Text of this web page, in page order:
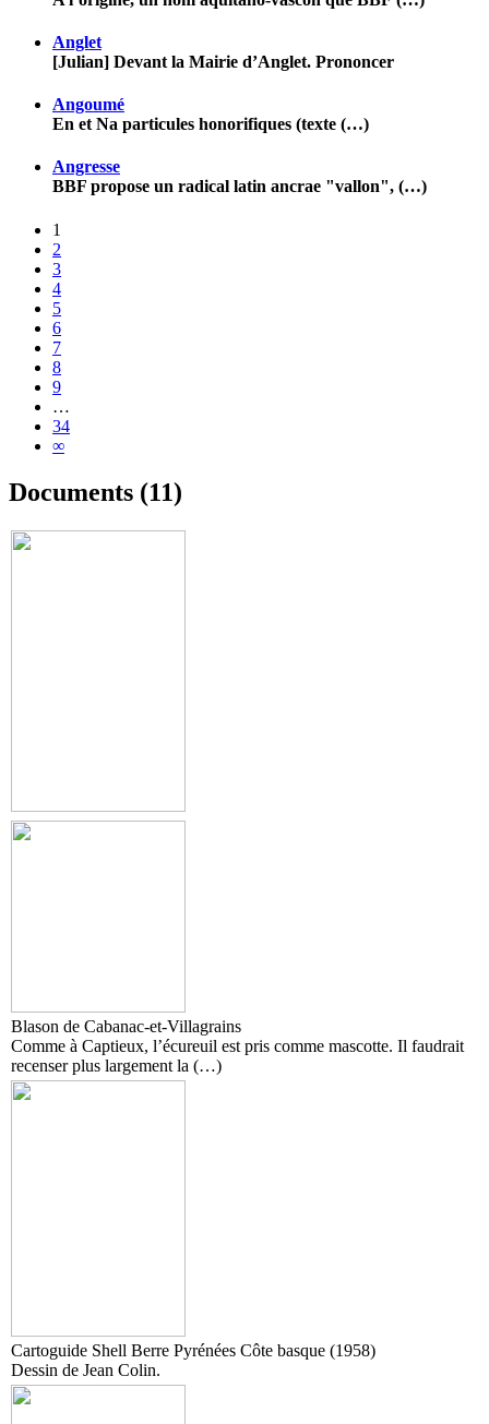
Anglet
[Julian] Devant la Mairie d’Anglet. Prononcer
Angoumé
En et Na particules honorifiques (texte (…)
Angresse
BBF propose un radical latin ancrae "vallon", (…)
1
2
3
4
5
6
7
8
9
…
34
∞
Documents (11)
Blason de Cabanac-et-Villagrains
Comme à Captieux, l’écureuil est pris comme mascotte. Il faudrait
recenser plus largement la (…)
Cartoguide Shell Berre Pyrénées Côte basque (1958)
Dessin de Jean Colin.